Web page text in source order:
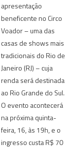
apresentação
beneficente no Circo
Voador – uma das
casas de shows mais
tradicionais do Rio de
Janeiro (RJ) – cuja
renda será destinada
ao Rio Grande do Sul.
O evento acontecerá
na próxima quinta-
feira, 16, às 19h, e o
ingresso custa R$ 70